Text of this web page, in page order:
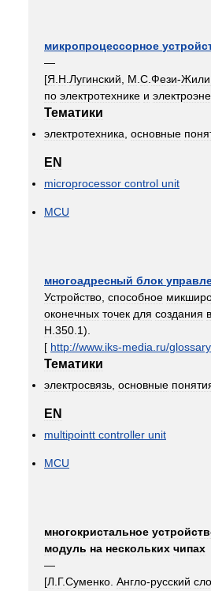
микропроцессорное
—
[Я Н Лугинский М С Фези-
по электротехнике и
Тематики
электротехника основные
EN
microprocessor control unit
MCU
многоадресный блок
Устройство способное
оконечных точек для создания
H 350 1).
[ http://www. iks-media ru/glossary
Тематики
электросвязь основные
EN
multipointt controller unit
MCU
многокристальное
модуль на нескольких чипах
—
[Л Г.Суменко Англо-русский